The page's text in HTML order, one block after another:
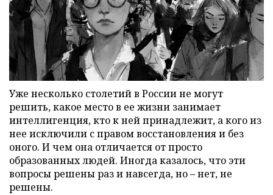
Уже несколько столетий в России не могут
решить, какое место в ее жизни занимает
интеллигенция, кто к ней принадлежит, а кого из
нее исключили с правом восстановления и без
оного. И чем она отличается от просто
образованных людей. Иногда казалось, что эти
вопросы решены раз и навсегда, но – нет, не
решены.